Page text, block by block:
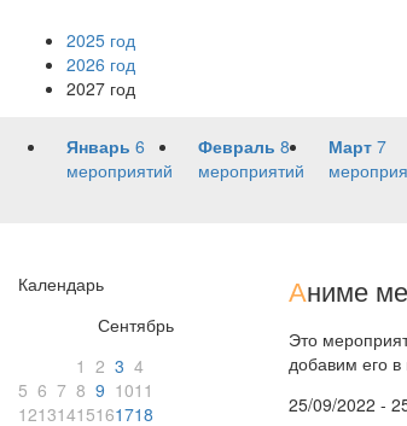
2025 год
2026 год
2027 год
Январь 6
мероприятий
Февраль 8
мероприятий
Март 7
Календарь
Сентябрь
1 2 3 4
5 6 7 8 9 1011
12131415161718
Аниме
Это
добавим его в
25/09/2022 -